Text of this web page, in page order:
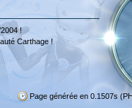
!
Carthage !
Page générée en 0.1507s